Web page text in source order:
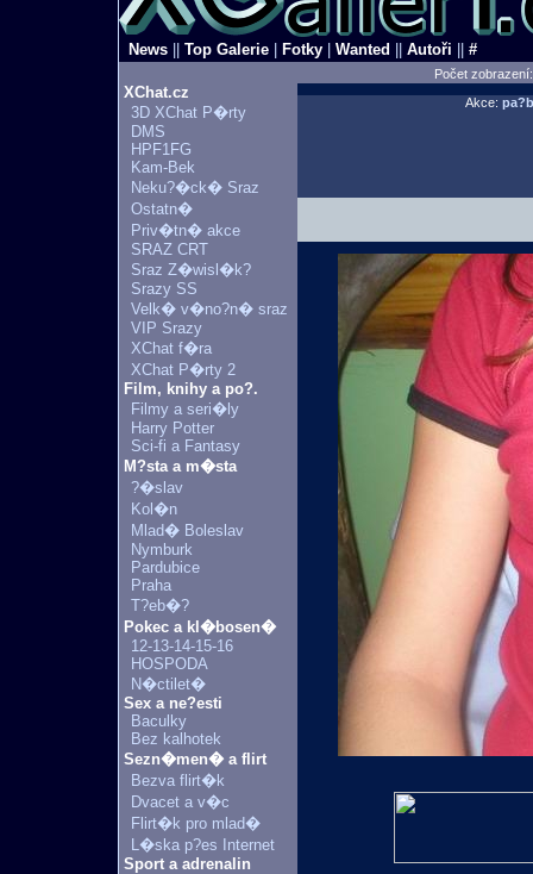
News Top Galerie Fotky Wanted Autoři #
Počet
XChat.cz
3D XChat P�rty
DMS
HPF1FG
Kam-Bek
Neku?�ck� Sraz
Ostatn�
Priv�tn� akce
SRAZ CRT
Sraz Z�wisl�k?
Srazy SS
Velk� v�no?n� sraz
VIP Srazy
XChat f�ra
XChat P�rty 2
Film, knihy a po?.
Filmy a seri�ly
Harry Potter
Sci-fi a Fantasy
M?sta a m�sta
?�slav
Kol�n
Mlad� Boleslav
Nymburk
Pardubice
Praha
T?eb�?
Pokec a kl�bosen�
12-13-14-15-16
HOSPODA
N�ctilet�
Sex a ne?esti
Baculky
Bez kalhotek
Sezn�men� a flirt
Bezva flirt�k
Dvacet a v�c
Flirt�k pro mlad�
L�ska p?es Internet
Sport a adrenalin
Akce: